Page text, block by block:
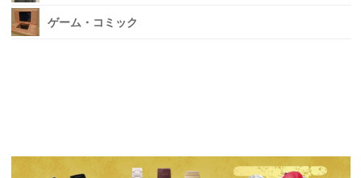
ゲーム・コミック